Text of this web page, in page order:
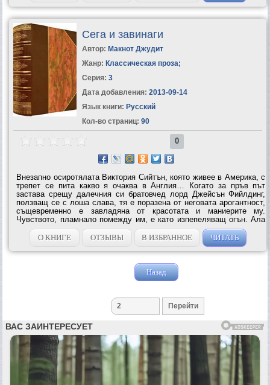
Сега и завинаги
Автор: Макнот Джудит
Жанр: Классическая проза;
Серия: 3
Дата добавления: 2013-09-14
Язык книги: Русский
Кол-во страниц: 90
0
Внезапно осиротялата Виктория Сийтън, която живее в Америка, с
трепет се пита какво я очаква в Англия… Когато за пръв път
застава срещу далечния си братовчед лорд Джейсън Фийлдинг,
ползващ се с лоша слава, тя е поразена от неговата арогантност,
същевременно е завладяна от красотата и маниерите му.
Чувството, пламнало помежду им, е като изпепеляващ огън. Ала
едва след като вече е съпруга на Джейсън, Виктория открива
предателството,...
О КНИГЕ ОТЗЫВЫ В ИЗБРАННОЕ ЧИТАТЬ
Назад